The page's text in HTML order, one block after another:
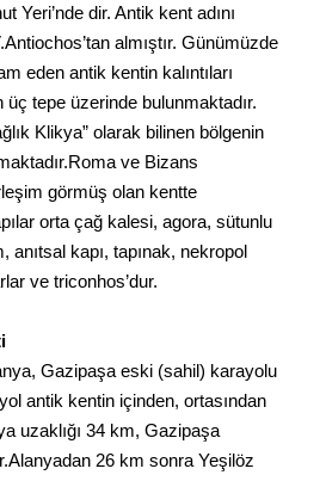
Yeri’nde dir. Antik kent adını
almıştır. Günümüzde
eden antik kentin kalıntıları
tepe üzerinde bulunmaktadır.
Klikya” olarak bilinen bölgenin
ve Bizans
görmüş olan kentte
orta çağ kalesi, agora, sütunlu
anıtsal kapı, tapınak, nekropol
ve triconhos’dur.
Gazipaşa eski (sahil) karayolu
antik kentin içinden, ortasından
uzaklığı 34 km, Gazipaşa
26 km sonra Yeşilöz